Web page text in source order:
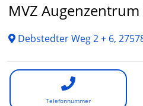
MVZ
Debstedter Weg 2 + 6,
Telefonnummer